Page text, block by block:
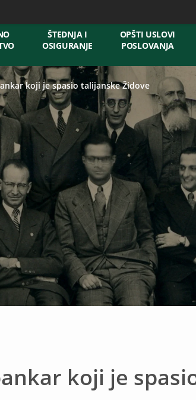
ŠTEDNJA I
OSIGURANJE
OPŠTI USLOVI
POSLOVANJA
koji je spasio talijanske Židove
koji je